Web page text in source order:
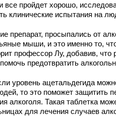
все пройдет хорошо,
клинические испытания на
препарат, просыпались от
мыши, и это именно то,
профессор Лу, добавив, что
предотвратить
уровень ацетальдегида
то это поможет защитить
алкоголя. Такая таблетка
для лечения случаев